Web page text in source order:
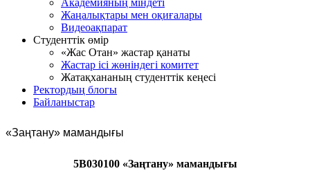
Академияның міндеті
Жаңалықтары мен оқиғалары
Видеоақпарат
Студенттік өмір
«Жас Отан» жастар қанаты
Жастар ісі жөніндегі комитет
Жатақхананың студенттік кеңесі
Ректордың блогы
Байланыстар
«Заңтану» мамандығы
5В030100 «Заңтану» мамандығы